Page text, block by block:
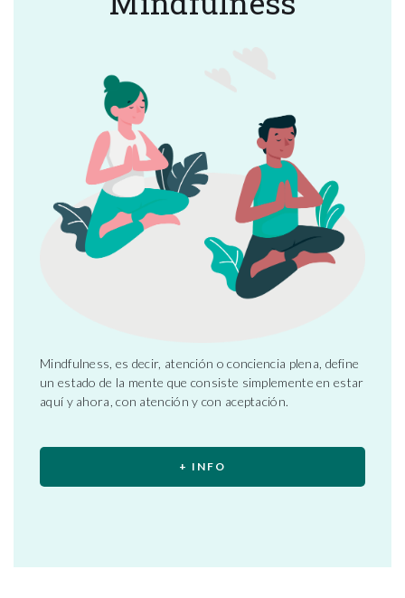
Mindfulness, es decir, atención o conciencia plena, define
un estado de la mente que consiste simplemente en estar
aquí y ahora, con atención y con aceptación.
+ INFO